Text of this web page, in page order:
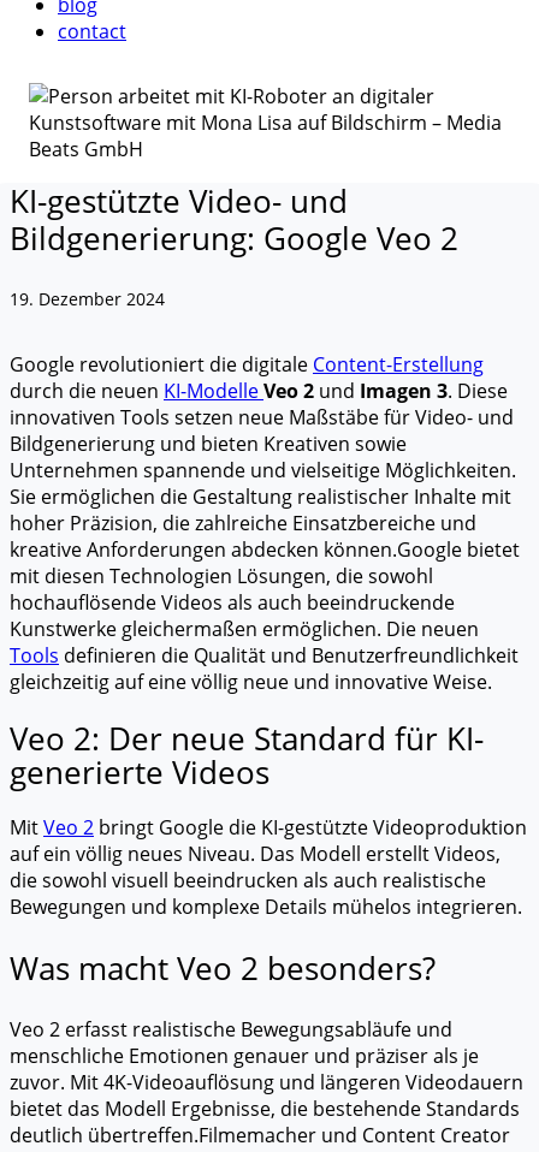
contact
KI-gestützte Video- und
Bildgenerierung: Google Veo 2
19. Dezember 2024
Google revolutioniert die digitale Content-Erstellung
durch die neuen KI-ModelleVeo 2 und Imagen 3. Diese
innovativen Tools setzen neue Maßstäbe für Video- und
Bildgenerierung und bieten Kreativen sowie
Unternehmen spannende und vielseitige Möglichkeiten.
Sie ermöglichen die Gestaltung realistischer Inhalte mit
hoher Präzision, die zahlreiche Einsatzbereiche und
kreative Anforderungen abdecken können.Google bietet
mit diesen Technologien Lösungen, die sowohl
hochauflösende Videos als auch beeindruckende
Kunstwerke gleichermaßen ermöglichen. Die neuen
Tools definieren die Qualität und Benutzerfreundlichkeit
gleichzeitig auf eine völlig neue und innovative Weise.
Veo 2: Der neue Standard für KI-
generierte Videos
MitVeo 2 bringt Google die KI-gestützte Videoproduktion
auf ein völlig neues Niveau. Das Modell erstellt Videos,
die sowohl visuell beeindrucken als auch realistische
Bewegungen und komplexe Details mühelos integrieren.
Was macht Veo 2 besonders?
Veo 2 erfasst realistische Bewegungsabläufe und
menschliche Emotionen genauer und präziser als je
zuvor. Mit 4K-Videoauflösung und längeren Videodauern
bietet das Modell Ergebnisse, die bestehende Standards
deutlich übertreffen.Filmemacher und Content Creator